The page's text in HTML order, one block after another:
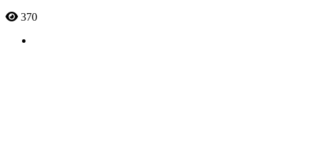
370